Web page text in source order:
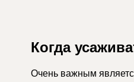
Когда
Очень важным